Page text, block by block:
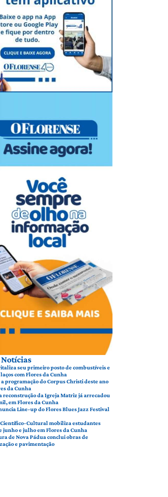
seu primeiro posto de combustíveis e
com Flores da Cunha
programação do Corpus Christi deste ano
da Cunha
reconstrução da Igreja Matriz já arrecadou
em Flores da Cunha
Line-up do Flores Blues Jazz Festival
Cultural mobiliza estudantes
junho e julho em Flores da Cunha
de Nova Pádua conclui obras de
e pavimentação